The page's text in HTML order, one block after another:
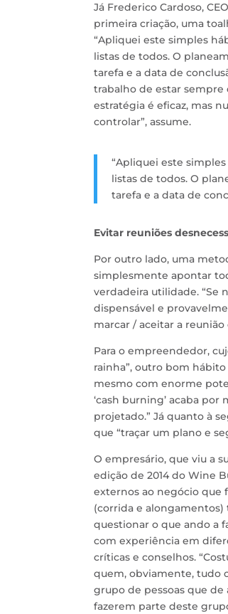
Já Frederico Cardoso,
primeira criação, uma
“Apliquei este simples
listas de todos. O
tarefa e a data de
trabalho de estar sempre
estratégia é eficaz, mas
controlar”, assume.
“Apliquei este
listas de todos. O
tarefa e a data de
Evitar reuniões
Por outro lado, uma
simplesmente apontar
verdadeira utilidade. “Se
dispensável e
marcar / aceitar a
Para o empreendedor,
rainha”, outro bom
mesmo com enorme
‘cash burning’ acaba
projetado.” Já quanto à
que “traçar um plano e
O empresário, que viu a
edição de 2014 do Wine
externos ao negócio que
(corrida e alongamentos)
questionar o que ando a
com experiência em
críticas e conselhos.
quem, obviamente, tudo
grupo de pessoas que
fazerem parte deste